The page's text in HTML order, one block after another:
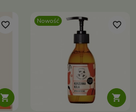

favorite_border Nowość

favorite_border